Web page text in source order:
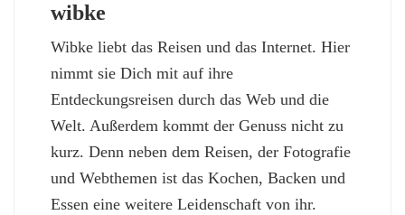
wibke
Wibke liebt das Reisen und das Internet. Hier
nimmt sie Dich mit auf ihre
Entdeckungsreisen durch das Web und die
Welt. Außerdem kommt der Genuss nicht zu
kurz. Denn neben dem Reisen, der Fotografie
und Webthemen ist das Kochen, Backen und
Essen eine weitere Leidenschaft von ihr.